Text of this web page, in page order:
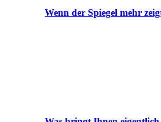
Wenn der Spiegel mehr